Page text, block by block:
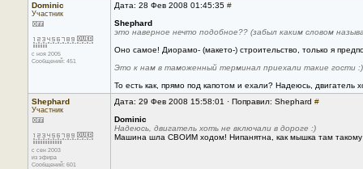
Dominic
Участник
с ноя 2005
Сообщений: 451
Дата: 28 Фев 2008 01:45:35 #
Shephard
это наверное нечто подобное?? (забыл каким словом
Оно самое! Диорамо- (макето-) строительство, только я
Это к нам в таможенный терминал приехали такие гости :)
То есть как, прямо под капотом и ехали? Надеюсь, двигатель
Shephard
Участник
с сен 2003
из эфира
Сообщений: 601
Дата: 29 Фев 2008 15:58:01 · Поправил: Shephard #
Dominic
Надеюсь, двигатель хоть не включали в дороге :)
Машина шла СВОИМ ходом! Нипанятна, как мышка там такому